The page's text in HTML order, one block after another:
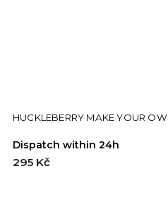
HUCKLEBERRY MAKE YOUR
Dispatch within 24h
295 Kč